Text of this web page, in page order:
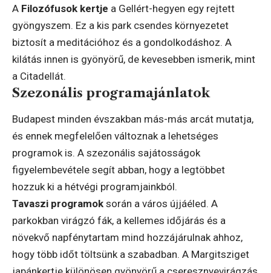
A Filozófusok kertje a Gellért-hegyen egy rejtett
gyöngyszem. Ez a kis park csendes környezetet
biztosít a meditációhoz és a gondolkodáshoz. A
kilátás innen is gyönyörű, de kevesebben ismerik, mint
a Citadellát.
Szezonális programajánlatok
Budapest minden évszakban más-más arcát mutatja,
és ennek megfelelően változnak a lehetséges
programok is. A szezonális sajátosságok
figyelembevétele segít abban, hogy a legtöbbet
hozzuk ki a hétvégi programjainkból.
Tavaszi programok során a város újjáéled. A
parkokban virágzó fák, a kellemes időjárás és a
növekvő napfénytartam mind hozzájárulnak ahhoz,
hogy több időt töltsünk a szabadban. A Margitsziget